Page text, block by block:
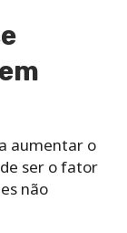
aumentar o
ser o fator
não